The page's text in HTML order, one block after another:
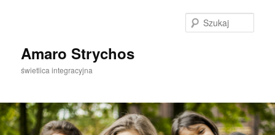
Amaro Strychos
świetlica integracyjna